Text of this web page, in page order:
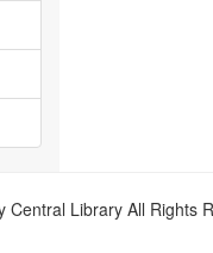
Library All Rights